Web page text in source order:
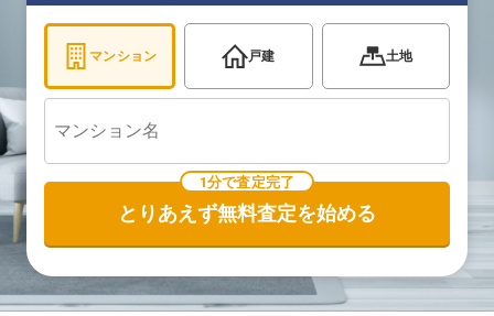
マンション 戸建 土地
1分で査定完了
とりあえず無料査定を始める